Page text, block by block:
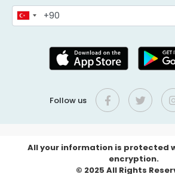
Follow us
All your information is protected
encryption.
© 2025 All Rights